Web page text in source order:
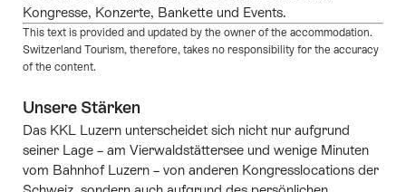
Kongresse, Konzerte, Bankette und Events.
This text is provided and updated by the owner of the accommodation.
Switzerland Tourism, therefore, takes no responsibility for the accuracy
of the content.
Unsere Stärken
Das KKL Luzern unterscheidet sich nicht nur aufgrund
seiner Lage – am Vierwaldstättersee und wenige Minuten
vom Bahnhof Luzern – von anderen Kongresslocations der